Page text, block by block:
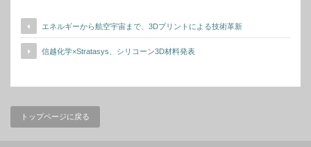
エネルギーから航空宇宙まで、3Dプリントによる技術革新
信越化学×Stratasys、シリコーン3D材料発表
トップページに戻る